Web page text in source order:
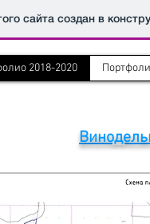
сайта создан в
2018-2020